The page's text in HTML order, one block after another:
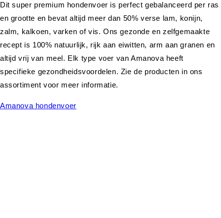
Dit super premium hondenvoer is perfect gebalanceerd per ras
en grootte en bevat altijd meer dan 50% verse lam, konijn,
zalm, kalkoen, varken of vis. Ons gezonde en zelfgemaakte
recept is 100% natuurlijk, rijk aan eiwitten, arm aan granen en
altijd vrij van meel. Elk type voer van Amanova heeft
specifieke gezondheidsvoordelen. Zie de producten in ons
assortiment voor meer informatie.
Amanova hondenvoer